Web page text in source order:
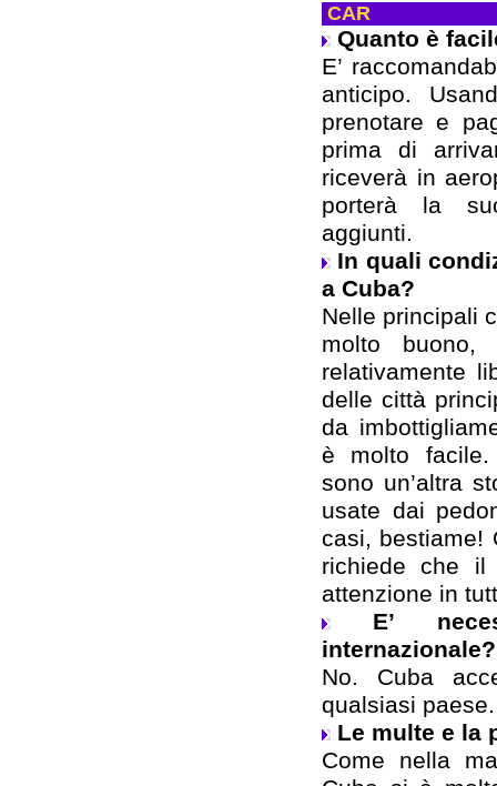
CAR
Quanto è
E’
anticipo.
prenotare e
prima di
riceverà in
porterà la
aggiunti.
In quali
a Cuba?
Nelle principali
molto
relativamente
delle città
da
è molto facile.
sono un’altra
usate dai
casi, bestiame!
richiede che il
attenzione in
E’
internazionale?
No. Cuba
qualsiasi paese.
Le multe e la
Come nella